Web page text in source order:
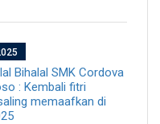
Bihalal SMK Cordova
: Kembali fitri
memaafkan di